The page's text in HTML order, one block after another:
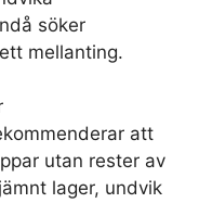
söker
mellanting.
att
utan rester av
lager, undvik